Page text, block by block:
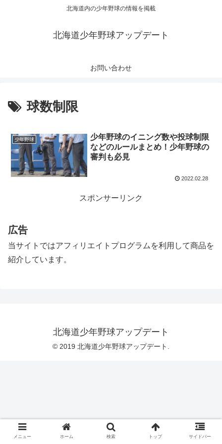
北海道内の少年野球の情報を掲載
北海道少年野球アップデート
お問い合わせ
球数制限
少年野球
少年野球のイニング数や投球制限
などのルールまとめ！少年野球の
審判も必見
2022.02.28
スポンサーリンク
広告
当サイトではアフィリエイトプログラムを利用して商品を
紹介しています。
北海道少年野球アップデート
© 2019 北海道少年野球アップデート.
メニュー ホーム 検索 トップ サイドバー